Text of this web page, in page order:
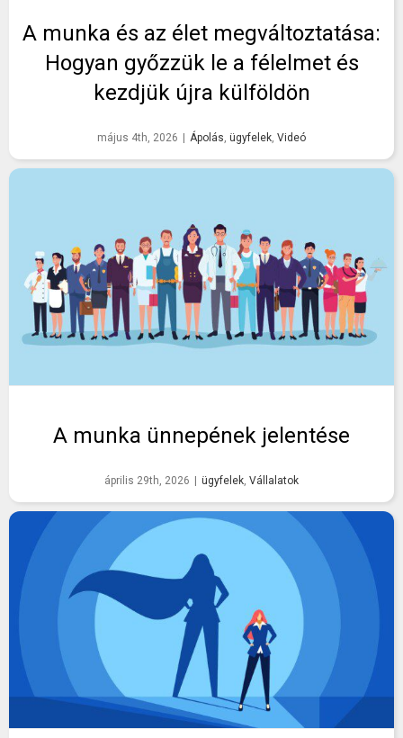
A munka és az élet megváltoztatása:
Hogyan győzzük le a félelmet és
kezdjük újra külföldön
május 4th, 2026 Ápolás, ügyfelek, Videó
A munka ünnepének jelentése
április 29th, 2026 ügyfelek, Vállalatok